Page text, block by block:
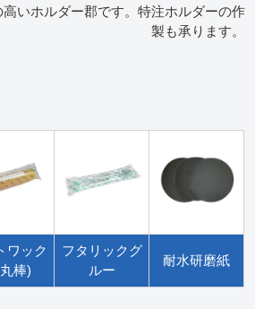
いホルダー郡です。特注ホルダーの作
製も承ります。
ワック
棒)
フタリックグ
ルー
耐水研磨紙